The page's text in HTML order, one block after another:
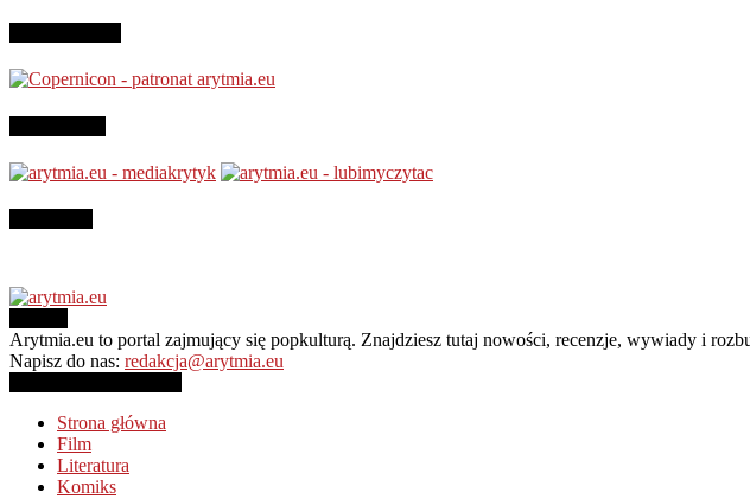
Arytmia.eu to portal zajmujący się popkulturą. Znajdziesz tutaj nowości, recenzje, wywiady i
Napisz do nas: redakcja@arytmia.eu
Strona główna
Film
Literatura
Komiks